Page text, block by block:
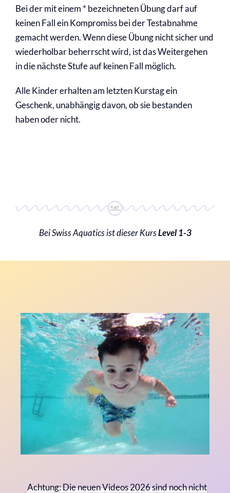
Bei der mit einem * bezeichneten Übung darf auf
keinen Fall ein Kompromiss bei der Testabnahme
gemacht werden. Wenn diese Übung nicht sicher und
wiederholbar beherrscht wird, ist das Weitergehen
in die nächste Stufe auf keinen Fall möglich.
Alle Kinder erhalten am letzten Kurstag ein
Geschenk, unabhängig davon, ob sie bestanden
haben oder nicht.
Bei Swiss Aquatics ist dieser KursLevel 1-3
Achtung: Die neuen Videos 2026 sind noch nicht